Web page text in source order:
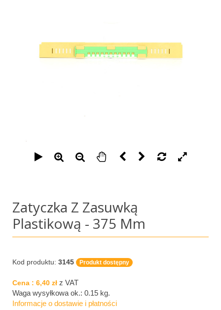
Zatyczka Z Zasuwką
Plastikową - 375 Mm
Kod produktu: 3145 Produkt dostępny
Cena : 6,40 zł z VAT
Waga wysyłkowa ok.: 0.15 kg.
Informacje o dostawie i płatności